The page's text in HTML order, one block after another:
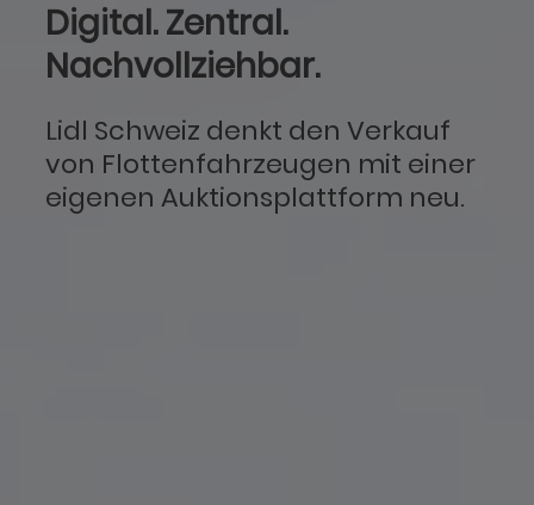
Digital. Zentral.
Nachvollziehbar.
Lidl Schweiz denkt den Verkauf
von Flottenfahrzeugen mit einer
eigenen Auktionsplattform neu.